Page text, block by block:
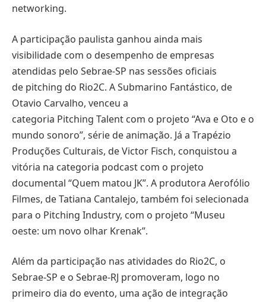
networking.
A participação paulista ganhou ainda mais
visibilidade com o desempenho de empresas
atendidas pelo Sebrae-SP nas sessões oficiais
de pitching do Rio2C. A Submarino Fantástico, de
Otavio Carvalho, venceu a
categoria Pitching Talent com o projeto “Ava e Oto e o
mundo sonoro”, série de animação. Já a Trapézio
Produções Culturais, de Victor Fisch, conquistou a
vitória na categoria podcast com o projeto
documental “Quem matou JK”. A produtora Aerofólio
Filmes, de Tatiana Cantalejo, também foi selecionada
para o Pitching Industry, com o projeto “Museu
oeste: um novo olhar Krenak”.
Além da participação nas atividades do Rio2C, o
Sebrae-SP e o Sebrae-RJ promoveram, logo no
primeiro dia do evento, uma ação de integração